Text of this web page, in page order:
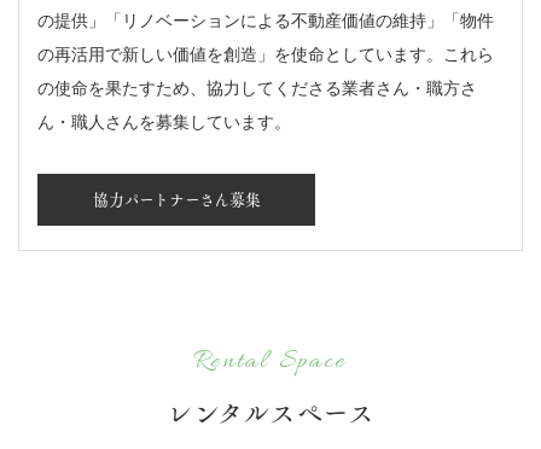
の提供」「リノベーションによる不動産価値の維持」「物件
の再活用で新しい価値を創造」を使命としています。これら
の使命を果たすため、協力してくださる業者さん・職方さ
ん・職人さんを募集しています。
協力パートナーさん募集
Rental Space
レンタルスペース